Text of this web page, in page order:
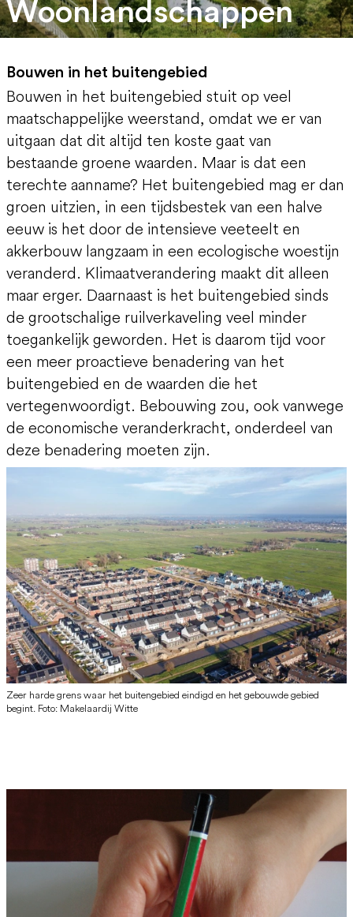
Woonlandschappen
Bouwen in het buitengebied
Bouwen in het buitengebied stuit op veel
maatschappelijke weerstand, omdat we er van
uitgaan dat dit altijd ten koste gaat van
bestaande groene waarden. Maar is dat een
terechte aanname? Het buitengebied mag er dan
groen uitzien, in een tijdsbestek van een halve
eeuw is het door de intensieve veeteelt en
akkerbouw langzaam in een ecologische woestijn
veranderd. Klimaatverandering maakt dit alleen
maar erger. Daarnaast is het buitengebied sinds
de grootschalige ruilverkaveling veel minder
toegankelijk geworden. Het is daarom tijd voor
een meer proactieve benadering van het
buitengebied en de waarden die het
vertegenwoordigt. Bebouwing zou, ook vanwege
de economische veranderkracht, onderdeel van
deze benadering moeten zijn.
Zeer harde grens waar het buitengebied eindigd en het gebouwde gebied
begint. Foto: Makelaardij Witte